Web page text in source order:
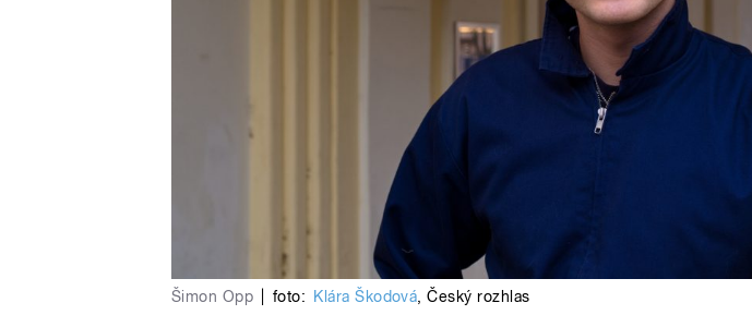
Šimon Opp foto: Klára Škodová,Český rozhlas